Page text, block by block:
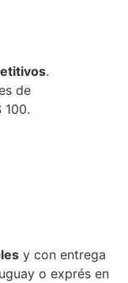
.
de
100.
y con entrega
o exprés en